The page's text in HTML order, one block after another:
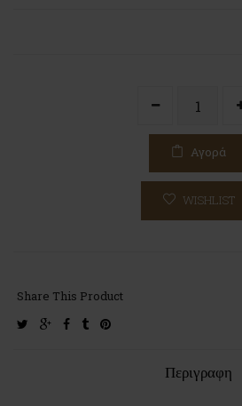
Αγορά
WISHLIST
Share This Product
twittergoogle-facebook
tumblrpinterest
Περιγραφη